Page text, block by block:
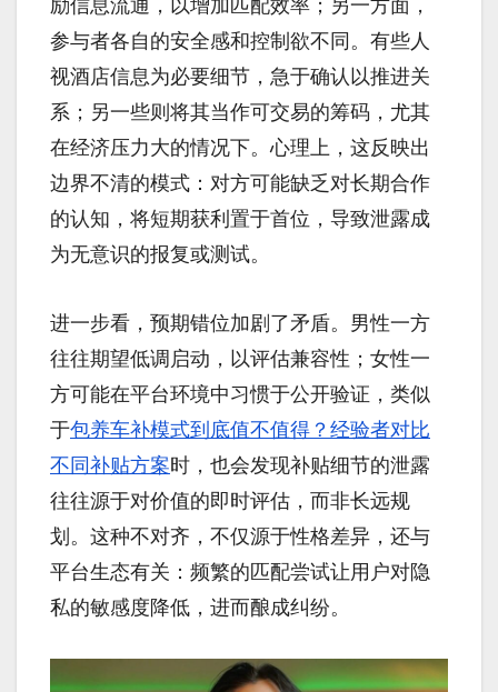
励信息流通，以增加匹配效率；另一方面，
参与者各自的安全感和控制欲不同。有些人
视酒店信息为必要细节，急于确认以推进关
系；另一些则将其当作可交易的筹码，尤其
在经济压力大的情况下。心理上，这反映出
边界不清的模式：对方可能缺乏对长期合作
的认知，将短期获利置于首位，导致泄露成
为无意识的报复或测试。
进一步看，预期错位加剧了矛盾。男性一方
往往期望低调启动，以评估兼容性；女性一
方可能在平台环境中习惯于公开验证，类似
于包养车补模式到底值不值得？经验者对比
不同补贴方案时，也会发现补贴细节的泄露
往往源于对价值的即时评估，而非长远规
划。这种不对齐，不仅源于性格差异，还与
平台生态有关：频繁的匹配尝试让用户对隐
私的敏感度降低，进而酿成纠纷。